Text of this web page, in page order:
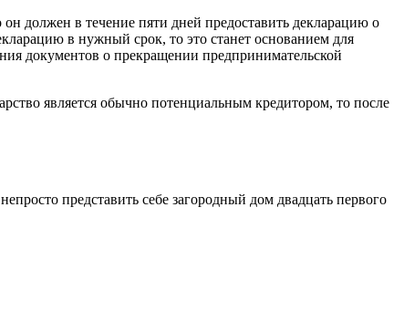
должен в течение пяти дней предоставить декларацию о
в нужный срок, то это станет основанием для
документов о прекращении предпринимательской
является обычно потенциальным кредитором, то после
представить себе загородный дом двадцать первого